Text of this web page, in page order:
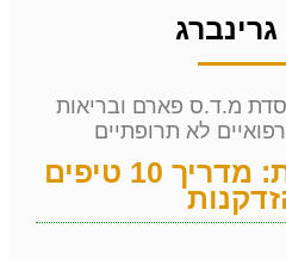
גרינברג
מ.ד.ס פארם ובריאות
רפואיים לא תרופתיים
המתנה של דורית: מדריך 10 טיפים